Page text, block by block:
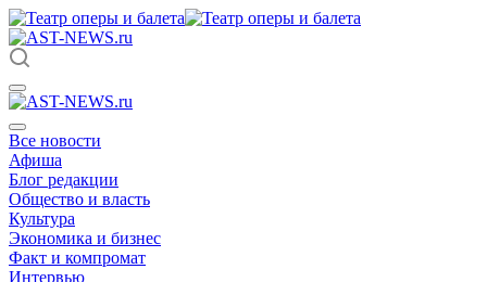
Все новости
Афиша
Блог редакции
Общество и власть
Культура
Экономика и бизнес
Факт и компромат
Интервью